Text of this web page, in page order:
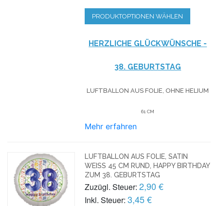
PRODUKTOPTIONEN WÄHLEN
HERZLICHE GLÜCKWÜNSCHE -
38. GEBURTSTAG
LUFTBALLON AUS FOLIE, OHNE HELIUM
61 CM
Mehr erfahren
LUFTBALLON AUS FOLIE, SATIN
WEISS 45 CM RUND, HAPPY BIRTHDAY Z
UM 38. GEBURTSTAG
Zuzügl. Steuer: 2,90 €
Inkl. Steuer: 3,45 €